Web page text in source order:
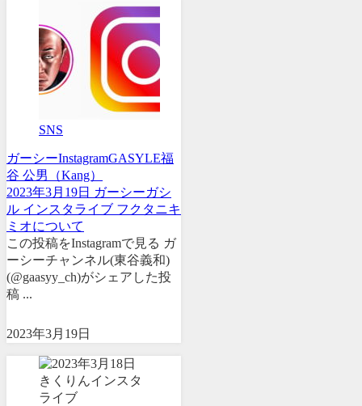
SNS
ガーシーInstagramGASYLE福
谷 公男（Kang）
2023年3月19日 ガーシーガシ
ル インスタライブ フクタニキ
ミオについて
この投稿をInstagramで見る ガ
ーシーチャンネル(東谷義和)
(@gaasyy_ch)がシェアした投
稿 ...
2023年3月19日